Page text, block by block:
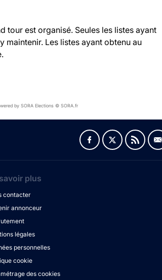
tour est organisé. Seules les listes ayant
maintenir. Les listes ayant obtenu au
by SORA Elections © SORA.fr
plus
contacter
annonceur
légales
personnelles
cookie
des cookies